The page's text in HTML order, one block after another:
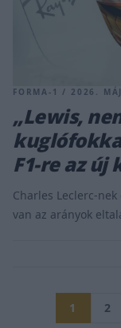
FORMA-1 / 2026.
„Lewis,
F1-re az új
Charles Leclerc-
van az arányok
1 2